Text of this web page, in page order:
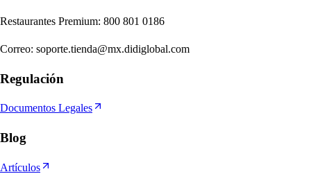
Restaurantes Premium: 800 801 0186
Correo: soporte.tienda@mx.didiglobal.com
Regulación
Documentos Legales
Blog
Artículos